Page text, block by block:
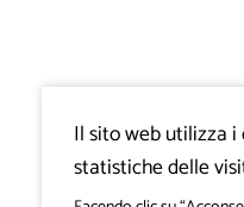
Il sito web utilizza
statistiche delle